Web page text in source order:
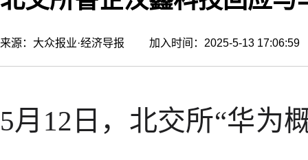
来源：大众报业·经济导报 加入时间：2025-5-13
5月12日，北交所“华为